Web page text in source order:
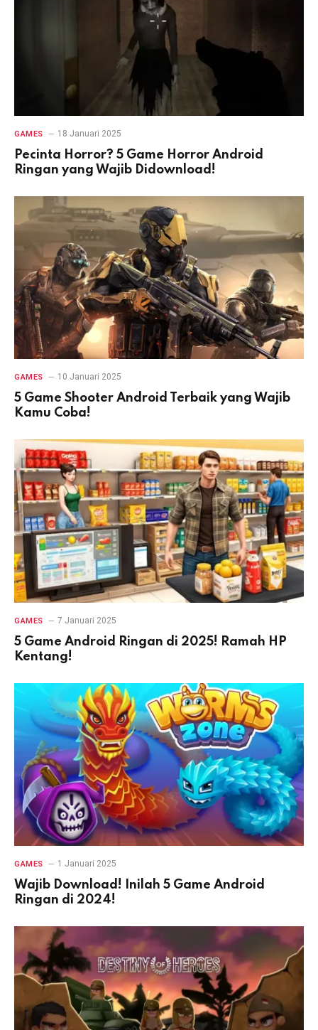
GAMES 18 Januari 2025
Pecinta Horror? 5 Game Horror Android
Ringan yang Wajib Didownload!
GAMES 10 Januari 2025
5 Game Shooter Android Terbaik yang Wajib
Kamu Coba!
GAMES 7 Januari 2025
5 Game Android Ringan di 2025! Ramah HP
Kentang!
GAMES 1 Januari 2025
Wajib Download! Inilah 5 Game Android
Ringan di 2024!